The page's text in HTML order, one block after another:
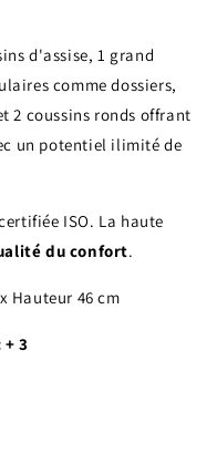
d'assise, 1 grand
comme dossiers,
2 coussins ronds offrant
un potentiel ilimité de
ISO. La haute
du confort.
Hauteur 46 cm
3